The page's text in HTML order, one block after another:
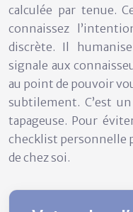
calculée par tenue.
connaissez
discrète. Il
signale aux
au point de pouvoir
subtilement. C’est
tapageuse. Pour
checklist personnelle
de chez soi.